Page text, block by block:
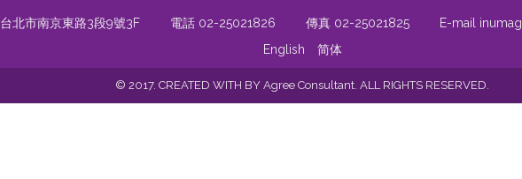
台北市南京東路3段9號3F 電話 02-25021826 傳真 02-25021825
E-mail
English
简体
© 2017. CREATED WITH BY Agree Consultant. ALL RIGHTS RESERVED.